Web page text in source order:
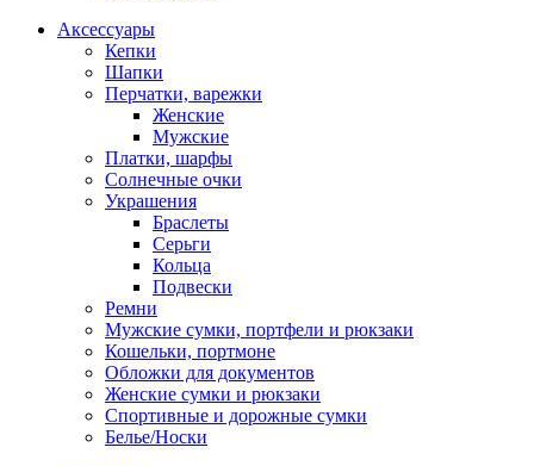
Аксессуары
Кепки
Шапки
Перчатки, варежки
Женские
Мужские
Платки, шарфы
Солнечные очки
Украшения
Браслеты
Серьги
Кольца
Подвески
Ремни
Мужские сумки, портфели и рюкзаки
Кошельки, портмоне
Обложки для документов
Женские сумки и рюкзаки
Спортивные и дорожные сумки
Белье/Носки